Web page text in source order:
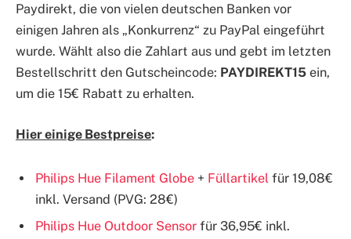
Paydirekt, die von vielen deutschen Banken vor
einigen Jahren als „Konkurrenz“ zu PayPal eingeführt
wurde. Wählt also die Zahlart aus und gebt im letzten
Bestellschritt den Gutscheincode: PAYDIREKT15 ein,
um die 15€ Rabatt zu erhalten.
Hier einige Bestpreise:
Philips Hue Filament Globe + Füllartikel für 19,08€
inkl. Versand (PVG: 28€)
Philips Hue Outdoor Sensor für 36,95€ inkl.